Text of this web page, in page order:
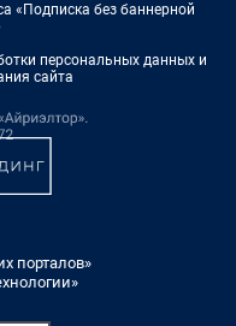
«Подписка без баннерной
персональных данных и
сайта
порталов»